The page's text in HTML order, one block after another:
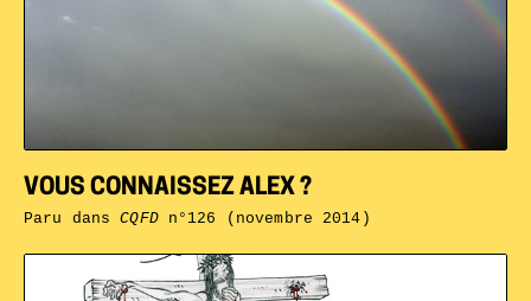
VOUS CONNAISSEZ ALEX ?
Paru dansCQFDn°126 (novembre 2014)